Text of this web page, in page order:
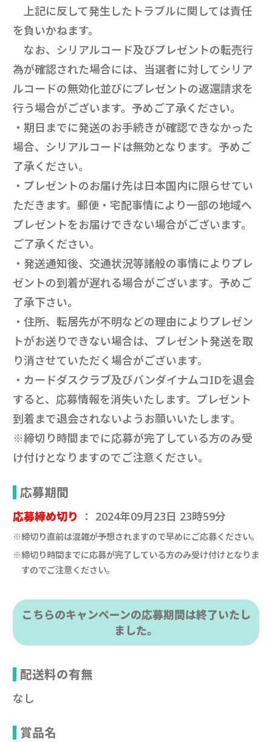
上記に反して発生したトラブルに関しては責任
を負いかねます。
なお、シリアルコード及びプレゼントの転売行
為が確認された場合には、当選者に対してシリア
ルコードの無効化並びにプレゼントの返還請求を
行う場合がございます。予めご了承ください。
・期日までに発送のお手続きが確認できなかった
場合、シリアルコードは無効となります。予めご
了承ください。
・プレゼントのお届け先は日本国内に限らせてい
ただきます。郵便・宅配事情により一部の地域へ
プレゼントをお届けできない場合がございます。
ご了承ください。
・発送通知後、交通状況等諸般の事情によりプレ
ゼントの到着が遅れる場合がございます。予めご
了承下さい。
・住所、転居先が不明などの理由によりプレゼン
トがお送りできない場合は、プレゼント発送を取
り消させていただく場合がございます。
・カードダスクラブ及びバンダイナムコIDを退会
すると、応募情報を消失いたします。プレゼント
到着まで退会されないようお願いいたします。
※締切り時間までに応募が完了している方のみ受
け付けとなりますのでご注意ください。
応募期間
応募締め切り ： 2024年09月23日 23時59分
※締切り直前は混雑が予想されますので早めにご応募ください。
※締切り時間までに応募が完了している方のみ受け付けとなりま
すのでご注意ください。
こちらのキャンペーンの応募期間は終了いたし
ました。
配送料の有無
なし
賞品名